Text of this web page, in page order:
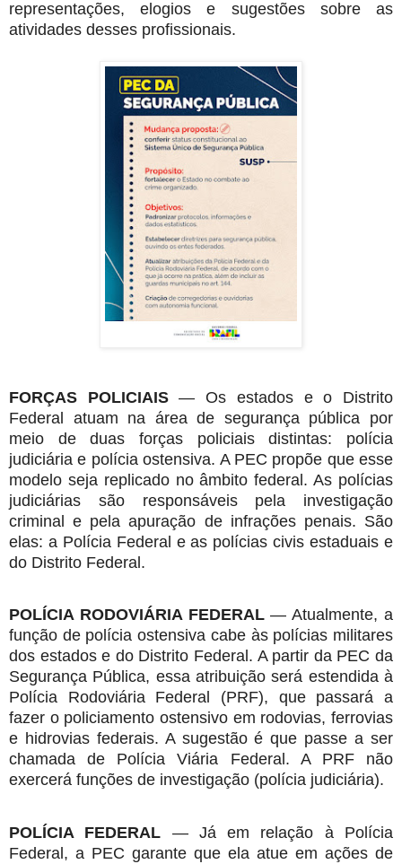
representações, elogios e sugestões sobre as
atividades desses profissionais.
FORÇAS POLICIAIS— Os estados e o Distrito
Federal atuam na área de segurança pública por
meio de duas forças policiais distintas: polícia
judiciária e polícia ostensiva. A PEC propõe que esse
modelo seja replicado no âmbito federal. As polícias
judiciárias são responsáveis pela investigação
criminal e pela apuração de infrações penais. São
elas: a Polícia Federal e as polícias civis estaduais e
do Distrito Federal.
POLÍCIA RODOVIÁRIA FEDERAL— Atualmente, a
função de polícia ostensiva cabe às polícias militares
dos estados e do Distrito Federal. A partir da PEC da
Segurança Pública, essa atribuição será estendida à
Polícia Rodoviária Federal (PRF), que passará a
fazer o policiamento ostensivo em rodovias, ferrovias
e hidrovias federais. A sugestão é que passe a ser
chamada de Polícia Viária Federal. A PRF não
exercerá funções de investigação (polícia judiciária).
POLÍCIA FEDERAL — Já em relação à Polícia
Federal, a PEC garante que ela atue em ações de